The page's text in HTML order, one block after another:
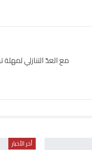
مع العدّ التنازلي
أخر الأخبار